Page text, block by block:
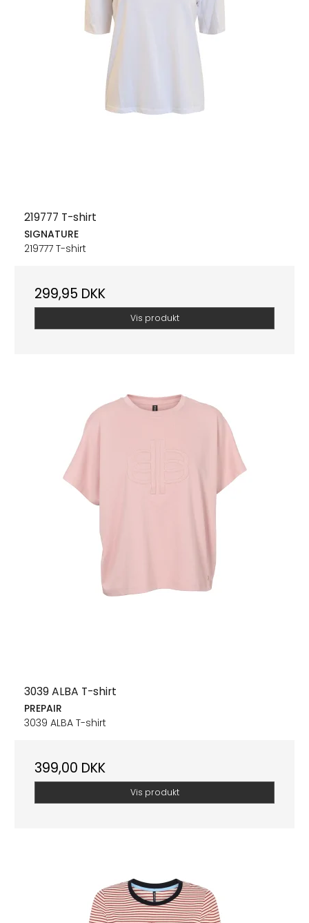
219777 T-shirt
SIGNATURE
219777 T-shirt
299,95 DKK
Vis produkt
3039 ALBA T-shirt
PREPAIR
3039 ALBA T-shirt
399,00 DKK
Vis produkt